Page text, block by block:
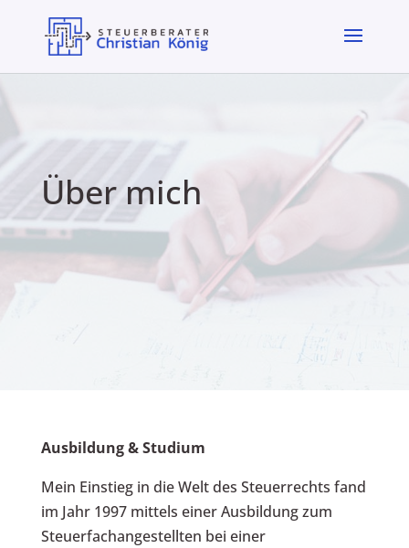
Über mich
Ausbildung & Studium
Mein Einstieg in die Welt des Steuerrechts fand
im Jahr 1997 mittels einer Ausbildung zum
Steuerfachangestellten bei einer